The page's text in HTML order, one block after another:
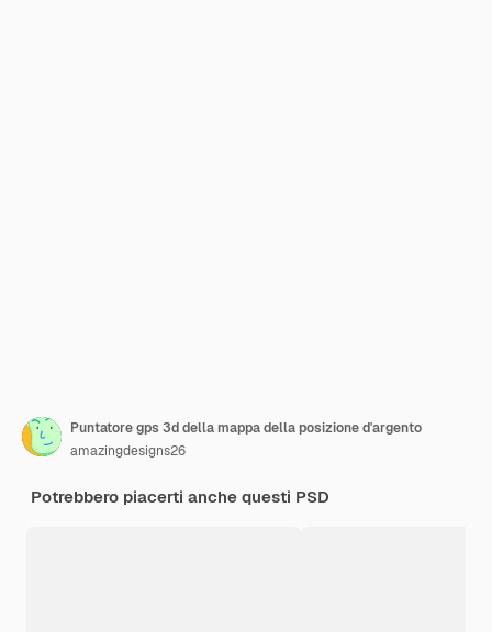
Puntatore gps 3d della mappa della posizione d'argento
amazingdesigns26
Potrebbero piacerti anche questi PSD